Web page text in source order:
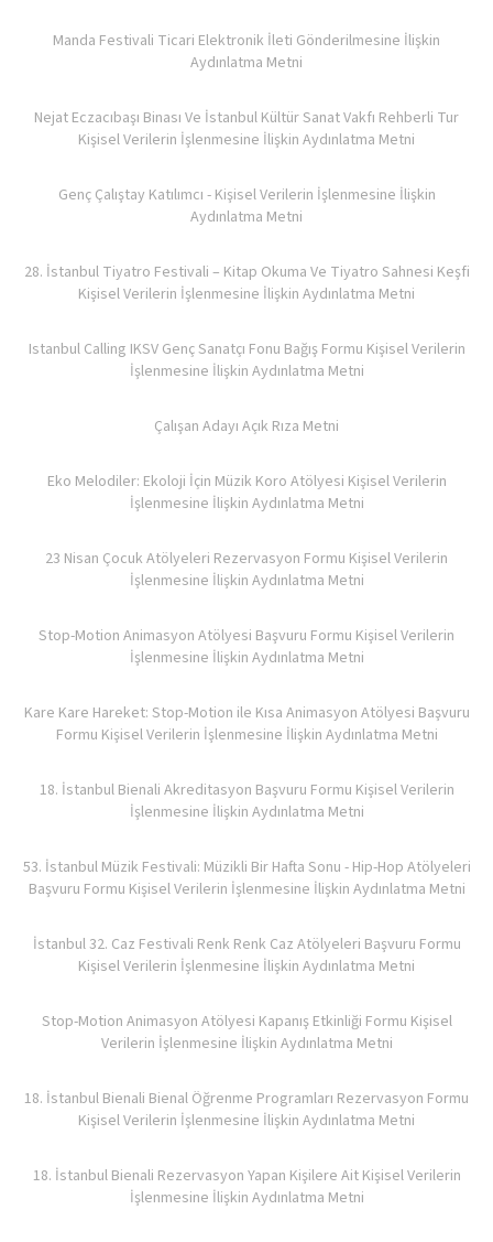
Manda Festivali Ticari Elektronik İleti Gönderilmesine İlişkin
Aydınlatma Metni
Nejat Eczacıbaşı Binası Ve İstanbul Kültür Sanat Vakfı Rehberli Tur
Kişisel Verilerin İşlenmesine İlişkin Aydınlatma Metni
Genç Çalıştay Katılımcı - Kişisel Verilerin İşlenmesine İlişkin
Aydınlatma Metni
28. İstanbul Tiyatro Festivali – Kitap Okuma Ve Tiyatro Sahnesi Keşfi
Kişisel Verilerin İşlenmesine İlişkin Aydınlatma Metni
Istanbul Calling IKSV Genç Sanatçı Fonu Bağış Formu Kişisel Verilerin
İşlenmesine İlişkin Aydınlatma Metni
Çalışan Adayı Açık Rıza Metni
Eko Melodiler: Ekoloji İçin Müzik Koro Atölyesi Kişisel Verilerin
İşlenmesine İlişkin Aydınlatma Metni
23 Nisan Çocuk Atölyeleri Rezervasyon Formu Kişisel Verilerin
İşlenmesine İlişkin Aydınlatma Metni
Stop-Motion Animasyon Atölyesi Başvuru Formu Kişisel Verilerin
İşlenmesine İlişkin Aydınlatma Metni
Kare Kare Hareket: Stop-Motion ile Kısa Animasyon Atölyesi Başvuru
Formu Kişisel Verilerin İşlenmesine İlişkin Aydınlatma Metni
18. İstanbul Bienali Akreditasyon Başvuru Formu Kişisel Verilerin
İşlenmesine İlişkin Aydınlatma Metni
53. İstanbul Müzik Festivali: Müzikli Bir Hafta Sonu - Hip-Hop Atölyeleri
Başvuru Formu Kişisel Verilerin İşlenmesine İlişkin Aydınlatma Metni
İstanbul 32. Caz Festivali Renk Renk Caz Atölyeleri Başvuru Formu
Kişisel Verilerin İşlenmesine İlişkin Aydınlatma Metni
Stop-Motion Animasyon Atölyesi Kapanış Etkinliği Formu Kişisel
Verilerin İşlenmesine İlişkin Aydınlatma Metni
18. İstanbul Bienali Bienal Öğrenme Programları Rezervasyon Formu
Kişisel Verilerin İşlenmesine İlişkin Aydınlatma Metni
18. İstanbul Bienali Rezervasyon Yapan Kişilere Ait Kişisel Verilerin
İşlenmesine İlişkin Aydınlatma Metni